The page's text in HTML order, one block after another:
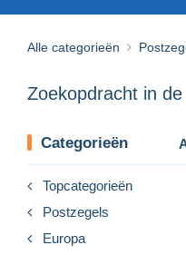
Alle categorieën
Zoekopdracht in
Categorieën
Topcategorieën
Postzegels
Europa